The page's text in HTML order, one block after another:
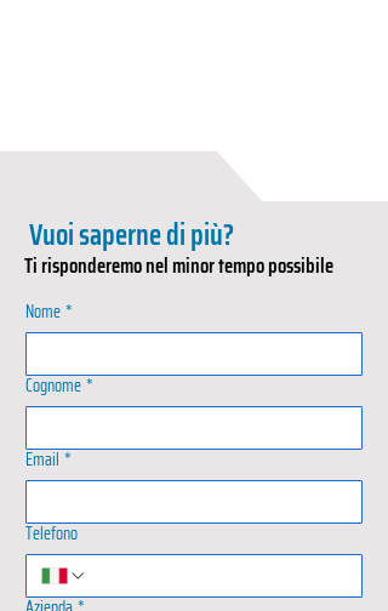
Vuoi saperne di più?
Ti risponderemo nel minor tempo possibile
Nome*
Cognome*
Email *
Telefono